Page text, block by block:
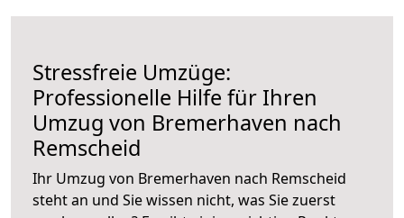
Stressfreie Umzüge:
Professionelle Hilfe für Ihren
Umzug von Bremerhaven nach
Remscheid
Ihr Umzug von Bremerhaven nach Remscheid
steht an und Sie wissen nicht, was Sie zuerst